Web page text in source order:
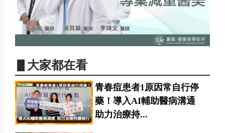
▋大家都在看
青春痘患者1原因常自行停
藥！導入AI輔助醫病溝通
助力治療持...